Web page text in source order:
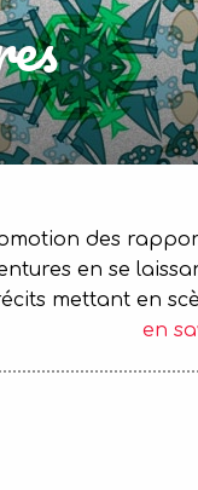
des
en se
mettant en
en